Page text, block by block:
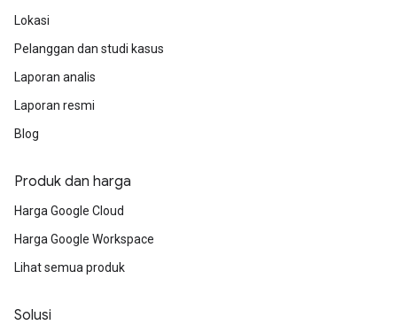
Lokasi
Pelanggan dan studi kasus
Laporan analis
Laporan resmi
Blog
Produk dan harga
Harga Google Cloud
Harga Google Workspace
Lihat semua produk
Solusi